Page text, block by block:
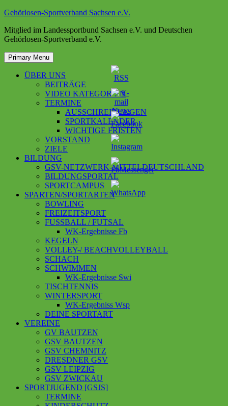
Skip
content
Gehörlosen-Sportverband Sachsen e.V.
Mitglied im Landessportbund Sachsen e.V. und Deutschen
Gehörlosen-Sportverband e.V.
Primary Menu
ÜBER UNS
BEITRÄGE
VIDEO KATEGORIEN
TERMINE
AUSSCHREIBUNGEN
SPORTKALENDER
WICHTIGE FRISTEN
VORSTAND
ZIELE
BILDUNG
GSV-NETZWERK-MITTELDEUTSCHLAND
BILDUNGSPORTAL
SPORTCAMPUS
SPARTEN/SPORTARTEN
BOWLING
FREIZEITSPORT
FUSSBALL / FUTSAL
WK-Ergebnisse Fb
KEGELN
VOLLEY-/ BEACHVOLLEYBALL
SCHACH
SCHWIMMEN
WK-Ergebnisse Swi
TISCHTENNIS
WINTERSPORT
WK-Ergebniss Wsp
DEINE SPORTART
VEREINE
GV BAUTZEN
GSV BAUTZEN
GSV CHEMNITZ
DRESDNER GSV
GSV LEIPZIG
GSV ZWICKAU
SPORTJUGEND [GSJS]
TERMINE